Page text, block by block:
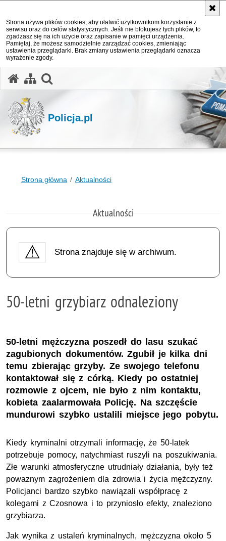
Strona używa plików cookies, aby ułatwić użytkownikom korzystanie z
serwisu oraz do celów statystycznych. Jeśli nie blokujesz tych plików, to
zgadzasz się na ich użycie oraz zapisanie w pamięci urządzenia.
Pamiętaj, że możesz samodzielnie zarządzać cookies, zmieniając
ustawienia przeglądarki. Brak zmiany ustawienia przeglądarki oznacza
wyrażenie zgody.
Policja.pl
Strona główna Aktualności
Aktualności
Strona znajduje się w archiwum.
50-letni grzybiarz odnaleziony
50-letni mężczyzna poszedł do lasu szukać
zagubionych dokumentów. Zgubił je kilka dni
temu zbierając grzyby. Ze swojego telefonu
kontaktował się z córką. Kiedy po ostatniej
rozmowie z ojcem, nie było z nim kontaktu,
kobieta zaalarmowała Policję. Na szczęście
mundurowi szybko ustalili miejsce jego pobytu.
Kiedy kryminalni otrzymali informację, że 50-latek
potrzebuje pomocy, natychmiast ruszyli na poszukiwania.
Złe warunki atmosferyczne utrudniały działania, były też
powaznym zagrożeniem dla zdrowia i życia mężczyzny.
Policjanci bardzo szybko nawiązali współpracę z
kolegami z Czosnowa i to przyniosło efekty, znaleziono
grzybiarza.
Jak wynika z ustaleń kryminalnych, mężczyzna około 5